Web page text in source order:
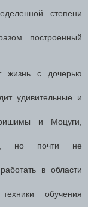
степени
построенный
жизнь с дочерью
удивительные и
и Моцуги,
но почти не
в области
обучения